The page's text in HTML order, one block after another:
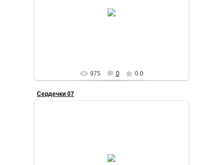
Фигурка выполнена в технике сухого валяния
975 0 0.0
Сердечки 07
Текстильное сердечко